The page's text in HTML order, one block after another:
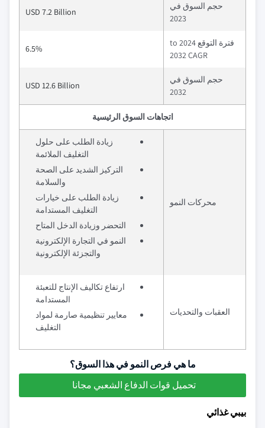
حجم السوق في
2023
USD 7.2 Billion
فترة التوقع 2024 to
2032 CAGR
6.5%
حجم السوق في
2032
USD 12.6 Billion
اتجاهات السوق الرئيسية
محركات النمو
زيادة الطلب على حلول
التغليف الملائمة
التركيز الشديد على الصحة
والسلامة
زيادة الطلب على خيارات
التغليف المستدامة
التحضر وزيادة الدخل المتاح
النمو في التجارة الإلكترونية
والتجزئة الإلكترونية
العقبات والتحديات
ارتفاع تكاليف الإنتاج للتعبئة
المستدامة
معايير تنظيمية صارمة لمواد
التغليف
ما هي فرص النمو في هذا السوق؟
تحميل قوات الدفاع الشعبي مجانا
بيبي غذائي